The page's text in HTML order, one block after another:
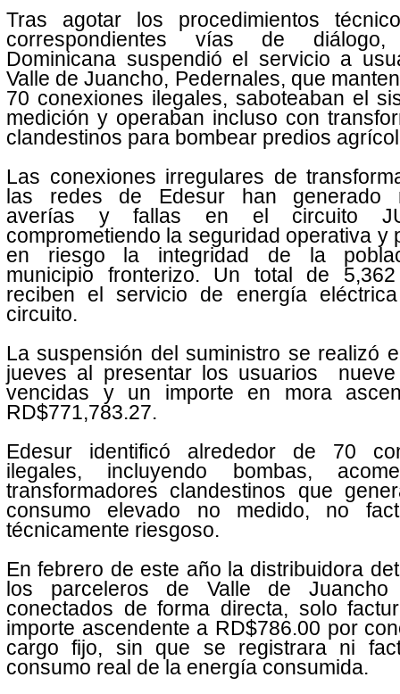
Tras agotar los procedimientos
correspondientes vías de diálogo,
Dominicana suspendió el servicio a
Valle de Juancho, Pedernales, que
70 conexiones ilegales, saboteaban el
medición y operaban incluso con
clandestinos para bombear predios
Las conexiones irregulares de
las redes de Edesur han generado
averías y fallas en el circuito
comprometiendo la seguridad operativa y
en riesgo la integridad de la
municipio fronterizo. Un total de
reciben el servicio de energía
circuito.
La suspensión del suministro se realizó
jueves al presentar los usuarios nueve
vencidas y un importe en mora
RD$771,783.27.
Edesur identificó alrededor de 70
ilegales, incluyendo bombas,
transformadores clandestinos que
consumo elevado no medido, no
técnicamente riesgoso.
En febrero de este año la distribuidora
los parceleros de Valle de Juancho
conectados de forma directa, solo
importe ascendente a RD$786.00 por
cargo fijo, sin que se registrara ni
consumo real de la energía consumida.